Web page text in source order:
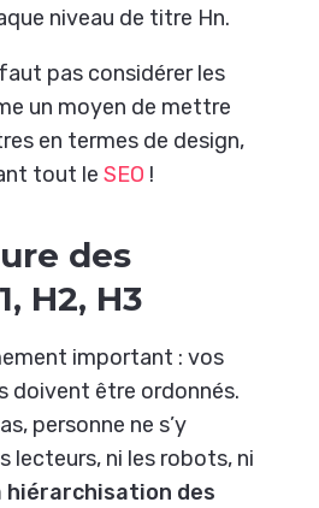
niveau de titre Hn.
pas considérer les
un moyen de mettre
en termes de design,
tout leSEO !
des
H2, H3
important : vos
doivent être ordonnés.
personne ne s’y
lecteurs, ni les robots, ni
hiérarchisation des